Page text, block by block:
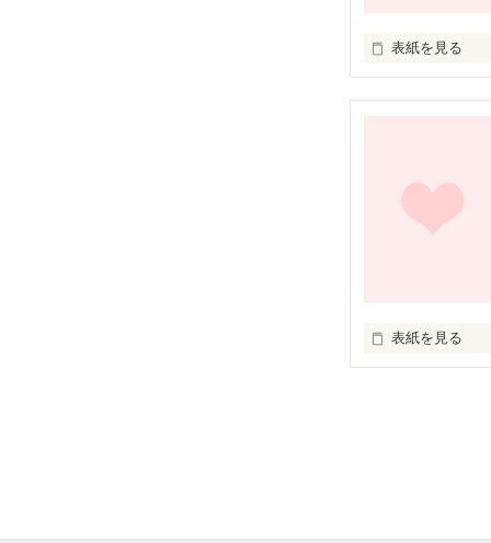
表紙を見る
表紙を見る